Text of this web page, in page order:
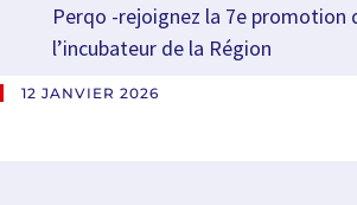
Perqo -rejoignez la 7e promotion
l’incubateur de la Région
12 JANVIER 2026